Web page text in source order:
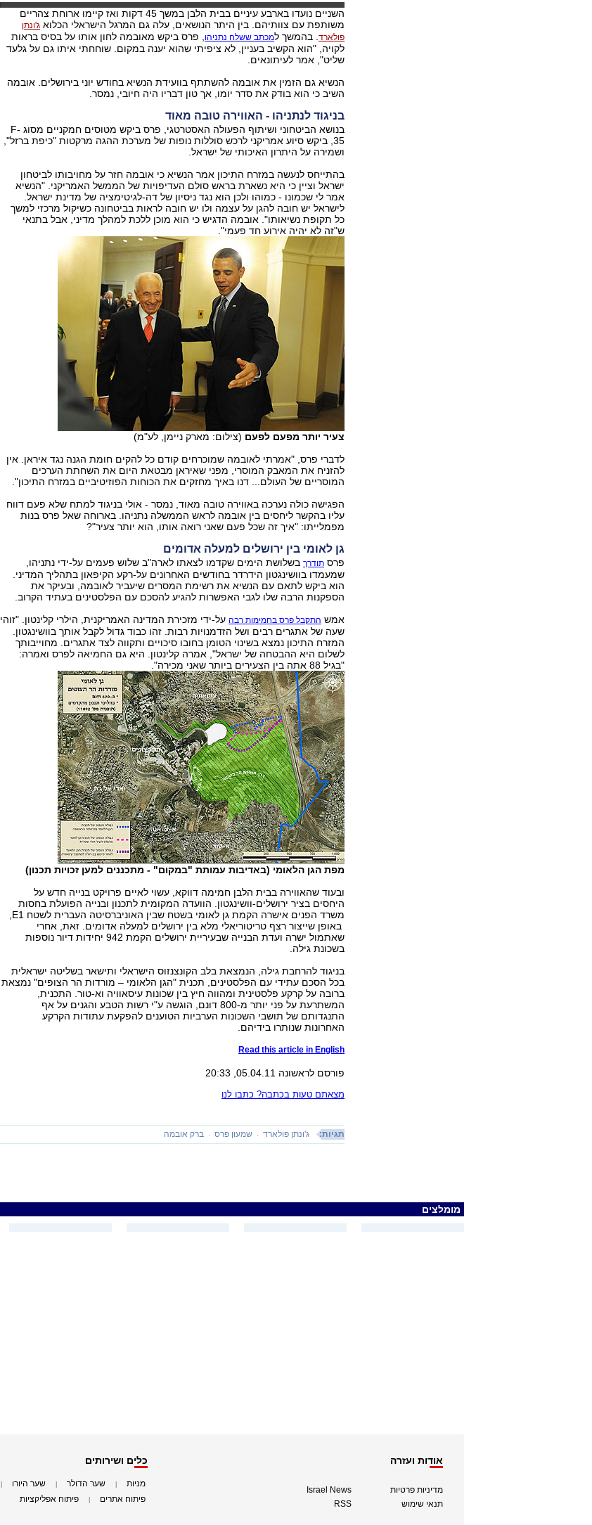
השניים נועדו בארבע עיניים בבית הלבן במשך 45 דקות ואז קיימו ארוחת צהריים
משותפת עם צוותיהם. בין היתר הנושאים, עלה גם המרגל הישראלי הכלוא ג'ונתן
פולארד. בהמשך למכתב ששלח נתניהו
, פרס ביקש מאובמה לחון אותו על בסיס בראות
לקויה, "הוא הקשיב בעניין, לא ציפיתי שהוא יענה במקום. שוחחתי איתו גם על גלעד
שליט", אמר לעיתונאים.
הנשיא גם הזמין את אובמה להשתתף בוועידת הנשיא בחודש יוני בירושלים. אובמה
השיב כי הוא בודק את סדר יומו, אך טון דבריו היה חיובי, נמסר.
בניגוד לנתניהו - האווירה טובה מאוד
בנושא הביטחוני ושיתוף הפעולה האסטרטגי, פרס ביקש מטוסים חמקניים מסוג F-
35, ביקש סיוע אמריקני לרכש סוללות נופות של מערכת ההגה מרקטות "כיפת ברזל",
ושמירה על היתרון האיכותי של ישראל.
בהתייחס לנעשה במזרח התיכון אמר הנשיא כי אובמה חזר על מחויבותו לביטחון
ישראל וציין כי היא נשארת בראש סולם העדיפויות של הממשל האמריקני. "הנשיא
אמר לי שכמונו - כמוהו ולכן הוא נגד ניסיון של דה-לגיטימציה של מדינת ישראל.
לישראל יש חובה להגן על עצמה ולו יש חובה לראות בביטחונה כשיקול מרכזי למשך
כל תקופת נשיאותו". אובמה הדגיש כי הוא מוכן ללכת למהלך מדיני, אבל בתנאי
ש"זה לא יהיה אירוע חד פעמי".
צעיר יותר מפעם לפעם (צילום: מארק ניימן, לע"מ)
לדברי פרס, "אמרתי לאובמה שמוכרחים קודם כל להקים חומת הגנה נגד איראן. אין
להזניח את המאבק המוסרי, מפני שאיראן מבטאת היום את השחתת הערכים
המוסריים של העולם... דנו באיך מחזקים את הכוחות הפוזיטיביים במזרח התיכון".
הפגישה כולה נערכה באווירה טובה מאוד, נמסר - אולי בניגוד למתח שלא פעם דווח
עליו בהקשר ליחסים בין אובמה לראש הממשלה נתניהו. בארוחה שאל פרס בנות
מפמלייתו: "איך זה שכל פעם שאני רואה אותו, הוא יותר צעיר"?
גן לאומי בין ירושלים למעלה אדומים
פרס תודרךבשלושת הימים שקדמו לצאתו לארה"ב שלוש פעמים על-ידי נתניהו,
שמעמדו בוושינגטון הידרדר בחודשים האחרונים על-רקע הקיפאון בתהליך המדיני.
הוא ביקש לתאם עם הנשיא את רשימת המסרים שיעביר לאובמה, ובעיקר את
הספקנות הרבה שלו לגבי האפשרות להגיע להסכם עם הפלסטינים בעתיד הקרוב.
אמש התקבל פרס בחמימות רבהעל-ידי מזכירת המדינה האמריקנית, הילרי קלינטון. "זוהי
שעה של אתגרים רבים ושל הזדמנויות רבות. זהו כבוד גדול לקבל אותך בוושינגטון.
המזרח התיכון נמצא בשינוי הטומן בחובו סיכויים ותקווה לצד אתגרים. מחוייבותך
לשלום היא ההבטחה של ישראל", אמרה קלינטון. היא גם החמיאה לפרס ואמרה:
"בגיל 88 אתה בין הצעירים ביותר שאני מכירה".
מפת הגן הלאומי (באדיבות עמותת "במקום" - מתכננים למען זכויות תכנון)
ובעוד שהאווירה בבית הלבן חמימה דווקא, עשוי לאיים פרויקט בנייה חדש על
היחסים בציר ירושלים-וושינגטון. הוועדה המקומית לתכנון ובנייה הפועלת בחסות
משרד הפנים אישרה הקמת גן לאומי בשטח שבין האוניברסיטה העברית לשטח E1,
באופן שייצור רצף טריטוריאלי מלא בין ירושלים למעלה אדומים. זאת, אחרי
שאתמול ישרה ועדת הבנייה שבעיריית ירושלים הקמת 942 יחידות דיור נוספות
בשכונת גילה.
בניגוד להרחבת גילה, הנמצאת בלב הקונצנזוס הישראלי ותישאר בשליטה ישראלית
בכל הסכם עתידי עם הפלסטינים, תכנית "הגן הלאומי – מורדות הר הצופים" נמצאת
ברובה על קרקע פלסטינית ומהווה חיץ בין שכונות עיסאוויה וא-טור. התכנית,
המשתרעת על פני יותר מ-800 דונם, הוגשה ע"י רשות הטבע והגנים על אף
התנגדותם של תושבי השכונות הערביות הטוענים להפקעת עתודות הקרקע
האחרונות שנותרו בידיהם.
Read this article in English
פורסם לראשונה 05.04.11, 20:33
מצאתם טעות בכתבה? כתבו לנו
תגיות: ג'ונתן פולארד שמעון פרס ברק אובמה
מומלצים
אודות ועזרה
מדיניות פרטיות
תנאי שימוש
Israel News
RSS
כלים ושירותים
מניות שער הדולר שער היורו
פיתוח אתרים פיתוח אפליקציות